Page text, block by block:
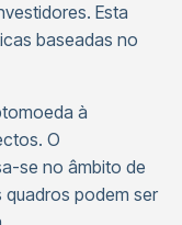
Esta
baseadas no
à
O
se no âmbito de
quadros podem ser